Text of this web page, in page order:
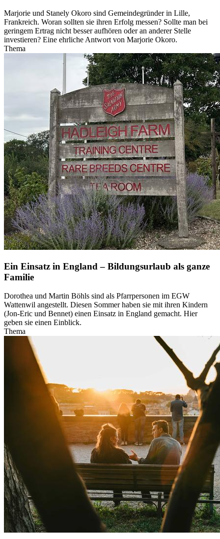
Marjorie und Stanely Okoro sind Gemeindegründer in Lille,
Frankreich. Woran sollten sie ihren Erfolg messen? Sollte man bei
geringem Ertrag nicht besser aufhören oder an anderer Stelle
investieren? Eine ehrliche Antwort von Marjorie Okoro.
Thema
Ein Einsatz in England – Bildungsurlaub als ganze
Familie
Dorothea und Martin Böhls sind als Pfarrpersonen im EGW
Wattenwil angestellt. Diesen Sommer haben sie mit ihren Kindern
(Jon-Eric und Bennet) einen Einsatz in England gemacht. Hier
geben sie einen Einblick.
Thema